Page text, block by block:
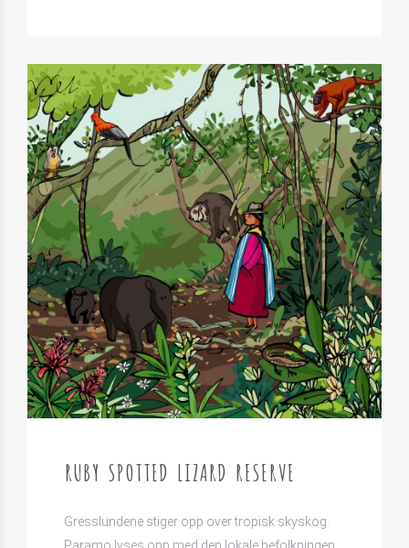
RUBY SPOTTED LIZARD RESERVE
Gresslundene stiger opp over tropisk skyskog.